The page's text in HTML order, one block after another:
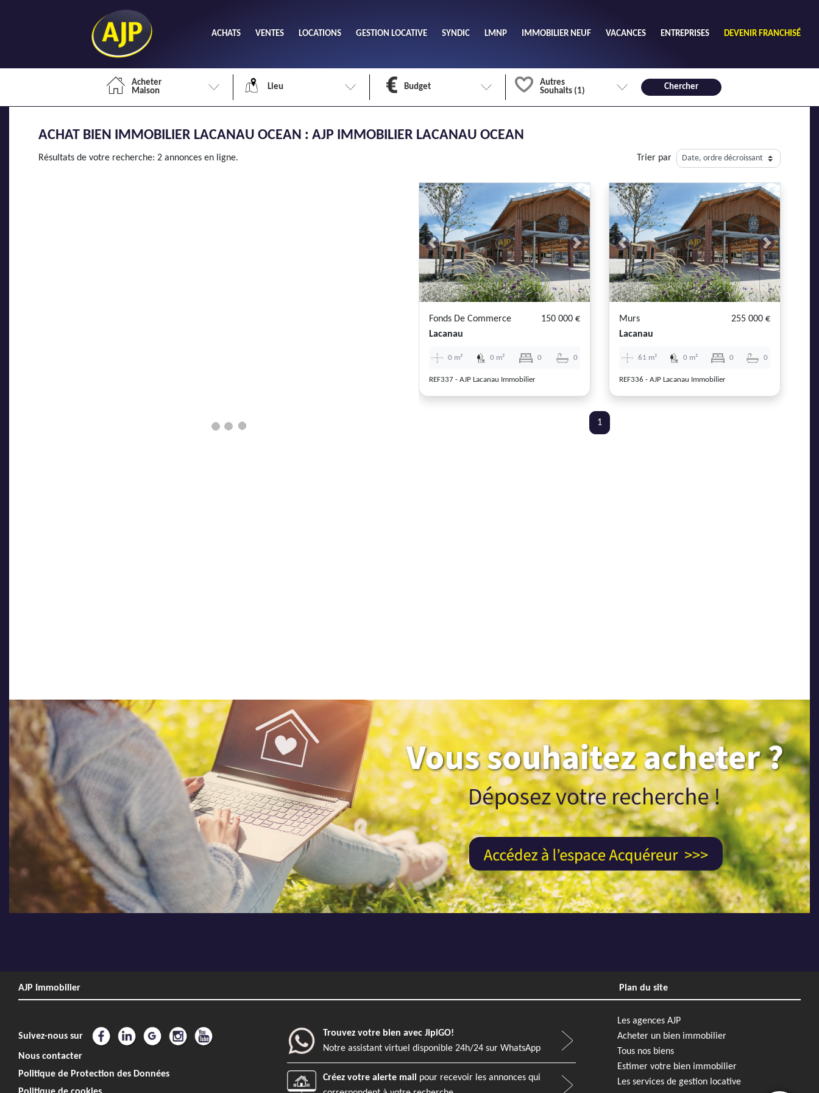
ACHATS VENTES LOCATIONS GESTION LOCATIVE SYNDIC LMNP IMMOBILIER NEUF VACANCES ENTREPRISES DEVENIR FRANCHISÉ
Acheter
Maison
Lieu Budget
Autres
Souhaits (1)
1
Chercher
ACHAT BIEN IMMOBILIER LACANAU OCEAN : AJP IMMOBILIER LACANAU OCEAN
Résultats de votre recherche: 2 annonces en ligne. Trier par
Previous Next
Fonds De Commerce
150 000 €
Lacanau
0 m² 0 m² 0 0
REF337 - AJP Lacanau Immobilier
Previous Next
Murs
255 000 €
Lacanau
61 m² 0 m² 0 0
REF336 - AJP Lacanau Immobilier
1
AJP Immobilier Plan du site
Suivez-nous sur
Nous contacter
Politique de Protection des Données
Trouvez votre bien avec JipiGO!
Notre assistant virtuel disponible 24h/24 sur WhatsApp
Créez votre alerte mail pour recevoir les annonces qui
Les agences AJP
Acheter un bien immobilier
Tous nos biens
Estimer votre bien immobilier
Les services de gestion locative